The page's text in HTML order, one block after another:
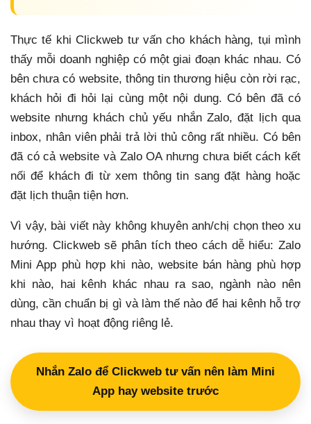
Thực tế khi Clickweb tư vấn cho khách hàng, tụi mình
thấy mỗi doanh nghiệp có một giai đoạn khác nhau. Có
bên chưa có website, thông tin thương hiệu còn rời rạc,
khách hỏi đi hỏi lại cùng một nội dung. Có bên đã có
website nhưng khách chủ yếu nhắn Zalo, đặt lịch qua
inbox, nhân viên phải trả lời thủ công rất nhiều. Có bên
đã có cả website và Zalo OA nhưng chưa biết cách kết
nối để khách đi từ xem thông tin sang đặt hàng hoặc
đặt lịch thuận tiện hơn.
Vì vậy, bài viết này không khuyên anh/chị chọn theo xu
hướng. Clickweb sẽ phân tích theo cách dễ hiểu: Zalo
Mini App phù hợp khi nào, website bán hàng phù hợp
khi nào, hai kênh khác nhau ra sao, ngành nào nên
dùng, cần chuẩn bị gì và làm thế nào để hai kênh hỗ trợ
nhau thay vì hoạt động riêng lẻ.
Nhắn Zalo để Clickweb tư vấn nên làm Mini
App hay website trước